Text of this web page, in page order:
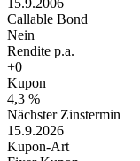
15.9.2006
Callable Bond
Nein
Rendite p.a.
+0
Kupon
4,3 %
Nächster Zinstermin
15.9.2026
Kupon-Art